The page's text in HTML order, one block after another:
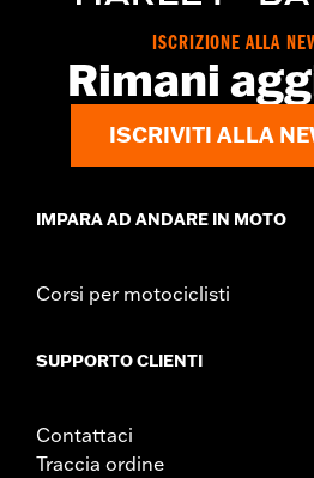
ISCRIZIONE ALLA
Rimani
ISCRIVITI ALLA
IMPARA AD ANDARE IN MOTO
Corsi per motociclisti
SUPPORTO CLIENTI
Contattaci
Traccia ordine